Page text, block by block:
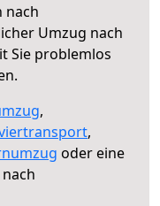
nach
Umzug nach
Sie problemlos
,
,
oder eine